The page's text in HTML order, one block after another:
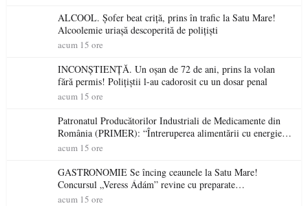
ALCOOL. Șofer beat criță, prins în trafic la Satu Mare!
Alcoolemie uriașă descoperită de polițiști
acum 15 ore
INCONȘTIENȚĂ. Un oșan de 72 de ani, prins la volan
fără permis! Polițiștii l-au cadorosit cu un dosar penal
acum 15 ore
Patronatul Producătorilor Industriali de Medicamente din
România (PRIMER): “Întreruperea alimentării cu energie
electrică a fabricilor de medicamente va pune în pericol
acum 15 ore
GASTRONOMIE Se încing ceaunele la Satu Mare!
Concursul „Veress Ádám” revine cu preparate
spectaculoase, premii și un jurat de renume
acum 15 ore